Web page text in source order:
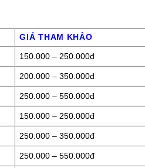
GIÁ THAM KHẢO
150.000 – 250.000đ
200.000 – 350.000đ
250.000 – 550.000đ
150.000 – 250.000đ
250.000 – 350.000đ
250.000 – 550.000đ